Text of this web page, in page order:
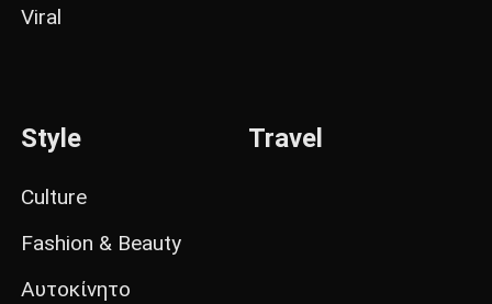
Viral
Style
Culture
Fashion & Beauty
Αυτοκίνητο
Travel